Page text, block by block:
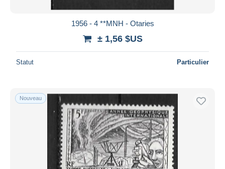
1956 - 4 **MNH - Otaries
± 1,56 $US
Statut Particulier
Nouveau